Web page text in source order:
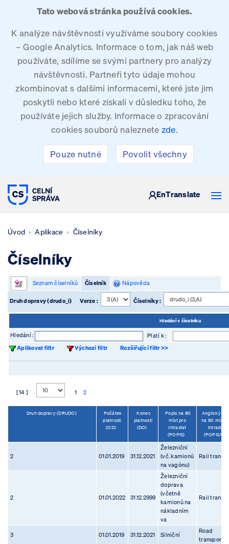
Tato webová stránka používá cookies.
K analýze návštěvnosti využíváme soubory cookies
– Google Analytics. Informace o tom, jak náš web
používáte, sdílíme se svými partnery pro analýzy
návštěvnosti. Partneři tyto údaje mohou
zkombinovat s dalšími informacemi, které jste jim
poskytli nebo které získali v důsledku toho, že
používáte jejich služby. Informace o zpracování
cookies souborů naleznete zde.
Pouze nutné Povolit všechny
CELNÍ SPRÁVA ČESKÉ REPUBLIKY
EnTranslate
Úvod Aplikace Číselníky
Číselníky
Seznam číselníků Číselník Nápověda
Druh dopravy (drudo_i) Verze : Číselníky :
Hledání v číselníku
Hledání :
Platí k :
Aplikovat filtr
Výchozí filtr Rozšiřující filtr >>
[ 14 ] 1 2
Druh dopravy (DRUDO)
Počátek
platnosti
(OD)
Konec
platnosti
(DO)
Popis na 80
míst pro
Intrastat
(POPIS)
Anglický
na 80 míst
Intrastat
2 01.01.2019 31.12.2021
Železniční
(vč. kamionů
na vagónu)
Rail
2 01.01.2022 31.12.2999
Železniční
doprava
(včetně
kamionů na
nákladním
va
Rail
3 01.01.2019 31.12.2021 Silniční
Road
transport